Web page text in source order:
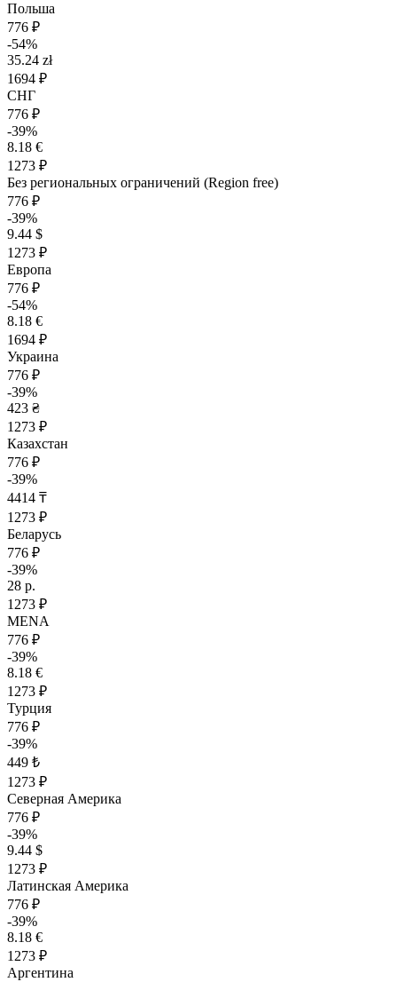
Польша
776 ₽
-54%
35.24 zł
1694 ₽
СНГ
776 ₽
-39%
8.18 €
1273 ₽
Без региональных ограничений (Region free)
776 ₽
-39%
9.44 $
1273 ₽
Европа
776 ₽
-54%
8.18 €
1694 ₽
Украина
776 ₽
-39%
423 ₴
1273 ₽
Казахстан
776 ₽
-39%
4414 ₸
1273 ₽
Беларусь
776 ₽
-39%
28 р.
1273 ₽
MENA
776 ₽
-39%
8.18 €
1273 ₽
Турция
776 ₽
-39%
449 ₺
1273 ₽
Северная Америка
776 ₽
-39%
9.44 $
1273 ₽
Латинская Америка
776 ₽
-39%
8.18 €
1273 ₽
Аргентина